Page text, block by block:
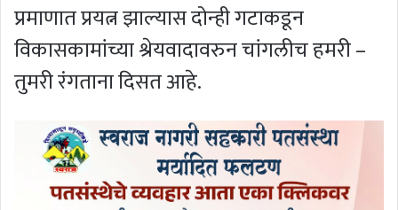
प्रमाणात प्रयत्न झाल्यास दोन्ही गटाकडून
विकासकामांच्या श्रेयवादावरुन चांगलीच हमरी –
तुमरी रंगताना दिसत आहे.